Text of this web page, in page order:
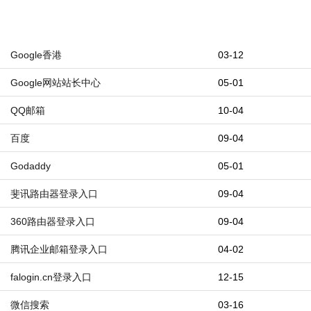
03-12
Google香港
05-01
Google网站站长中心
10-04
QQ邮箱
09-04
百度
05-01
Godaddy
09-04
斐讯路由器登录入口
09-04
360路由器登录入口
04-02
腾讯企业邮箱登录入口
12-15
falogin.cn登录入口
03-16
微信搜索